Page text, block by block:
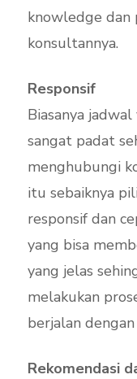
knowledge dan
konsultannya.
Responsif
Biasanya
sangat padat
menghubungi
itu sebaiknya
responsif dan
yang bisa
yang jelas
melakukan
berjalan dengan
Rekomendasi